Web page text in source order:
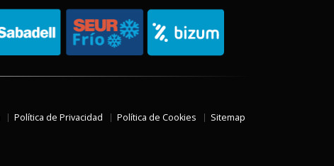
Política de Privacidad Política de Cookies Sitemap